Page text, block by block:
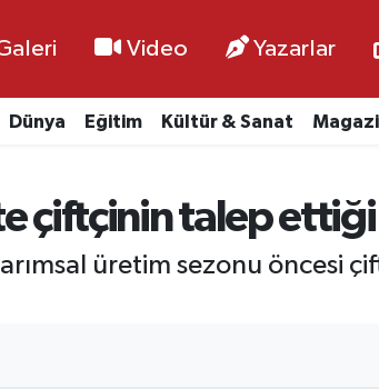
Video Yazarlar
Dünya Eğitim Kültür & Sanat
çiftçinin talep
üretim sezonu öncesi